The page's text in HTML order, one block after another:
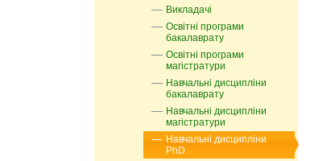
Викладачі
Освітні програми
бакалаврату
Освітні програми
магістратури
Навчальні дисципліни
бакалаврату
Навчальні дисципліни
магістратури
Навчальні дисципліни
PhD